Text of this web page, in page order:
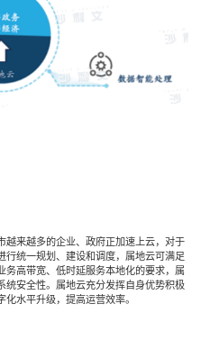
越来越多的企业、政府正加速上云，对于
行统一规划、建设和调度，属地云可满足
务高带宽、低时延服务本地化的要求，属
统安全性。属地云充分发挥自身优势积极
水平升级，提高运营效率。